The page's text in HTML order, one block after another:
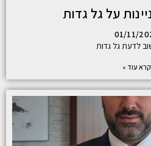
על גל גדות
01/11/
לדעת גל גדות
קרא עוד »